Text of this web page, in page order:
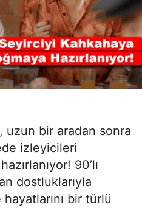
bir aradan sonra
izleyicileri
90’lı
dostluklarıyla
bir türlü